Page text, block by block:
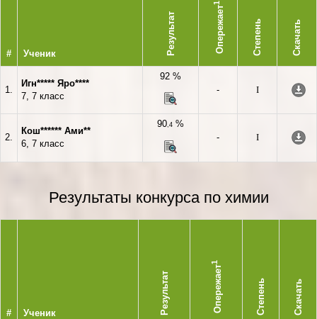
# Ученик Результат Опережает
1
Степень Скачать
1.
Игн***** Яро****
7, 7 класс
92 %
-
I
2.
Кош****** Ами**
6, 7 класс
90,4 %
-
I
Результаты конкурса по химии
# Ученик Результат Опережает
1
Степень Скачать